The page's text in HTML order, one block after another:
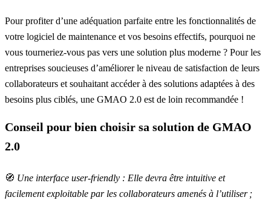
Pour profiter d’une adéquation parfaite entre les fonctionnalités de
votre logiciel de maintenance et vos besoins effectifs, pourquoi ne
vous tourneriez-vous pas vers une solution plus moderne ? Pour les
entreprises soucieuses d’améliorer le niveau de satisfaction de leurs
collaborateurs et souhaitant accéder à des solutions adaptées à des
besoins plus ciblés, une GMAO 2.0 est de loin recommandée !
Conseil pour bien choisir sa solution de GMAO
2.0
🧭 Une interface user-friendly : Elle devra être intuitive et
facilement exploitable par les collaborateurs amenés à l’utiliser ;